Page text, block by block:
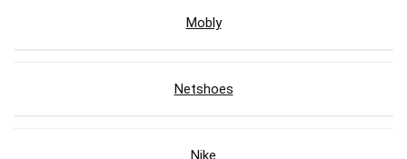
Mobly
Netshoes
Nike